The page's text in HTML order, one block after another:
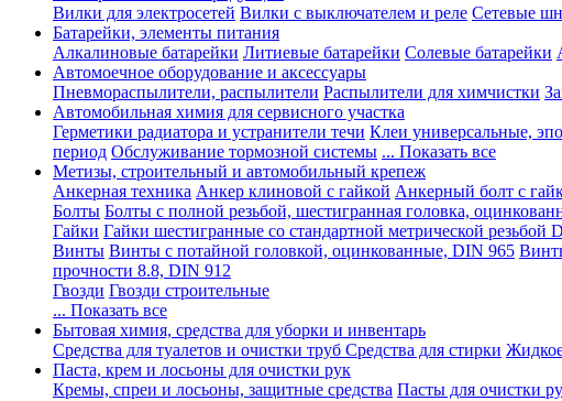
Вилки для электросетей Вилки с выключателем и реле Сетевые
Батарейки, элементы питания
Алкалиновые батарейки Литиевые батарейки Солевые батарейки
Автомоечное оборудование и аксессуары
Пневмораспылители, распылители Распылители для химчистки
Автомобильная химия для сервисного участка
Герметики радиатора и устранители течи Клеи универсальные,
период Обслуживание тормозной системы ... Показать все
Метизы, строительный и автомобильный крепеж
Анкерная техника Анкер клиновой с гайкой Анкерный болт с
Болты Болты с полной резьбой, шестигранная головка,
Гайки Гайки шестигранные со стандартной метрической резьбой
Винты Винты с потайной головкой, оцинкованные, DIN 965
прочности 8.8, DIN 912
Гвозди Гвозди строительные
... Показать все
Бытовая химия, средства для уборки и инвентарь
Средства для туалетов и очистки труб Средства для стирки
Паста, крем и лосьоны для очистки рук
Кремы, спреи и лосьоны, защитные средства Пасты для очистки